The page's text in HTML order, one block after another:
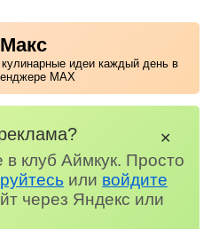
идеи каждый день в
MAX
в клуб Аймкук. Просто
или войдите
через Яндекс или
✕